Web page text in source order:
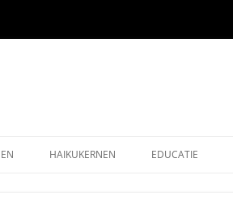
HAIKUKERNEN EDUCATIE